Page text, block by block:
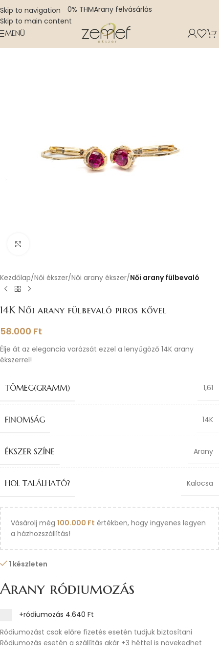
Skip to navigation
Skip to main content
0% THMArany felvásárlás
MENÜ
Kezdőlap Női ékszer Női arany ékszer Női arany fülbevaló
14K Női arany fülbevaló piros kővel
58.000 Ft
Élje át az elegancia varázsát ezzel a lenyűgöző 14K arany
ékszerrel!
TÖMEG(GRAMM) 1,61
FINOMSÁG 14K
ÉKSZER SZÍNE Arany
HOL TALÁLHATÓ? Kalocsa
Vásárolj még 100.000 Ft értékben, hogy ingyenes legyen
a házhozszállítás!
1 készleten
Arany ródiumozás
+ródiumozás 4.640 Ft
Ródiumozást csak előre fizetés esetén tudjuk biztosítani
Ródiumozás esetén a szállítás akár +3 héttel is növekedhet